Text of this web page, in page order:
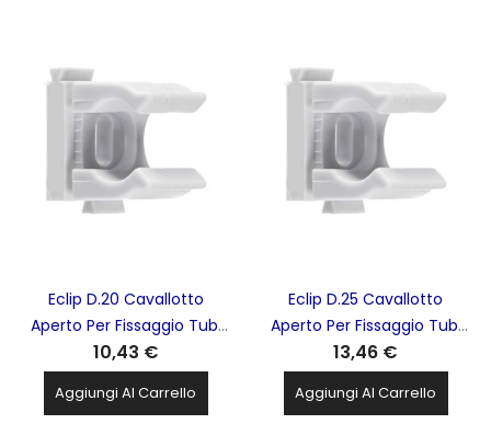
Eclip D.20 Cavallotto
Aperto Per Fissaggio Tubi
Isolanti Protettivi Rigidi RK
Confezione Da 100Pz
ELEMATIC - 13502120
10,43 €
Aggiungi Al Carrello
Eclip D.25 Cavallotto
Aperto Per Fissaggio Tubi
Isolanti Protettivi Rigidi RK
Confezione Da 100Pz
ELEMATIC - 13502125
13,46 €
Aggiungi Al Carrello